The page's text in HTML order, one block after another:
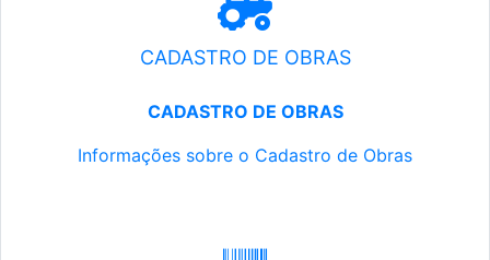
CADASTRO DE OBRAS
CADASTRO DE OBRAS
Informações sobre o Cadastro de Obras